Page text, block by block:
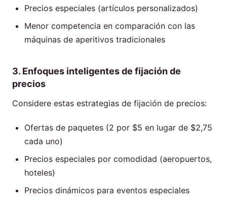
Precios especiales (artículos personalizados)
Menor competencia en comparación con las
máquinas de aperitivos tradicionales
3. Enfoques inteligentes de fijación de
precios
Considere estas estrategias de fijación de precios:
Ofertas de paquetes (2 por $5 en lugar de $2,75
cada uno)
Precios especiales por comodidad (aeropuertos,
hoteles)
Precios dinámicos para eventos especiales